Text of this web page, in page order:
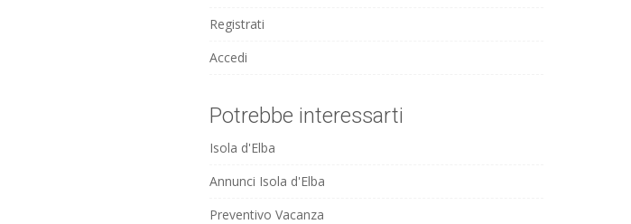
Registrati
Accedi
Potrebbe interessarti
Isola d'Elba
Annunci Isola d'Elba
Preventivo Vacanza